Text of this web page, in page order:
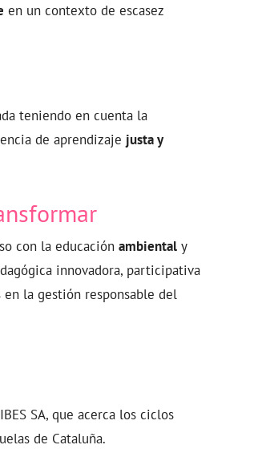
en un contexto de escasez
teniendo en cuenta la
de aprendizaje justa y
con la educación ambiental y
innovadora, participativa
la gestión responsable del
SA, que acerca los ciclos
de Cataluña.